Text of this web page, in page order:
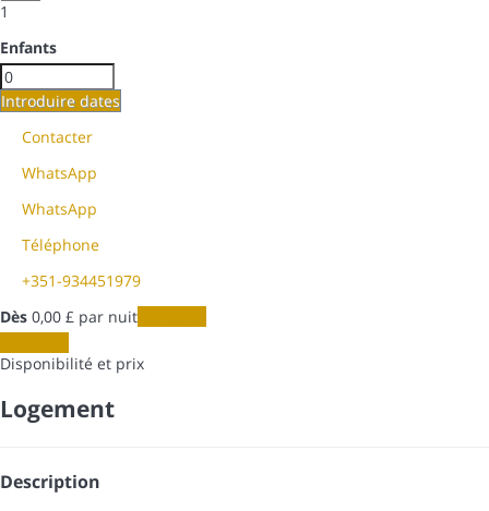
1
Enfants
Introduire dates
Contacter
WhatsApp
WhatsApp
Téléphone
+351-934451979
Dès 0,00 £ par nuit
Disponibilité et prix
Logement
Description